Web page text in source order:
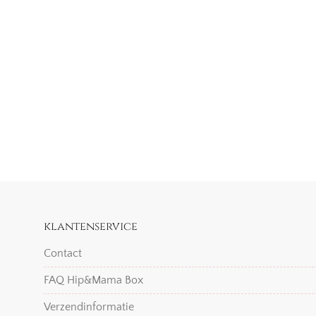
klantenservice
Contact
FAQ Hip&Mama Box
Verzendinformatie